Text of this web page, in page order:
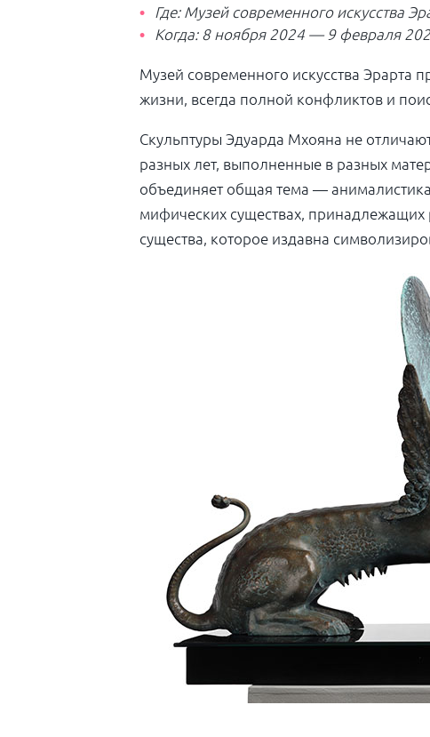
Где:Музей современного искусства
Когда: 8 ноября 2024 — 9 февраля
Музей современного искусства Эрарта
жизни, всегда полной конфликтов и
Скульптуры Эдуарда Мхояна не
разных лет, выполненные в разных
объединяет общая тема —
мифических существах,
существа, которое издавна